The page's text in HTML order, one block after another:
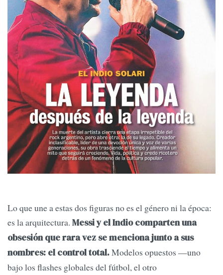
Lo que une a estas dos figuras no es el género ni la época:
es la arquitectura. Messi y el Indio comparten una
obsesión que rara vez se menciona junto a sus
nombres: el control total.Modelos opuestos —uno
bajo los flashes globales del fútbol, el otro